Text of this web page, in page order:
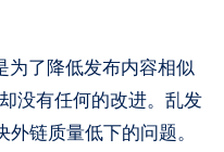
了降低发布内容相似
没有任何的改进。乱发
链质量低下的问题。